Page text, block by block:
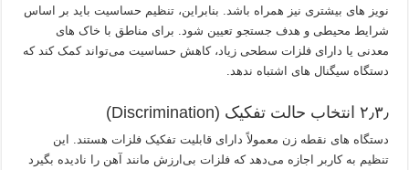
نویز‌ های بیشتری نیز همراه باشد. بنابراین، تنظیم حساسیت باید بر اساس
شرایط محیطی و هدف جستجو تعیین شود. برای مناطق با خاک‌ های
معدنی یا دارای فلزات سطحی زیاد، کاهش حساسیت می‌تواند کمک کند که
دستگاه سیگنال‌ های اشتباه ندهد.
۲٫۳٫ انتخاب حالت تفکیک (Discrimination)
دستگاه های نقطه‌ زن معمولاً دارای قابلیت تفکیک فلزات هستند. این
تنظیم به کاربر اجازه می‌دهد که فلزات بی‌ارزش مانند آهن را نادیده بگیرد